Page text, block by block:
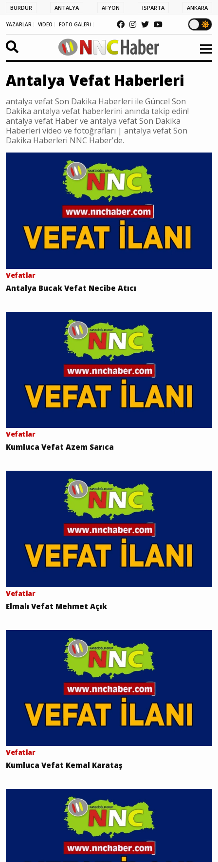
BURDUR ANTALYA AFYON ISPARTA ANKARA
YAZARLAR VİDEO FOTO GALERİ
Antalya Vefat Haberleri
antalya vefat Son Dakika Haberleri ile Güncel Son
Dakika antalya vefat haberlerini anında takip edin!
antalya vefat Haber ve antalya vefat Son Dakika
Haberleri video ve fotoğrafları | antalya vefat Son
Dakika Haberleri NNC Haber'de.
Vefatlar
Antalya Bucak Vefat Necibe Atıcı
Vefatlar
Kumluca Vefat Azem Sarıca
Vefatlar
Elmalı Vefat Mehmet Açık
Vefatlar
Kumluca Vefat Kemal Karataş